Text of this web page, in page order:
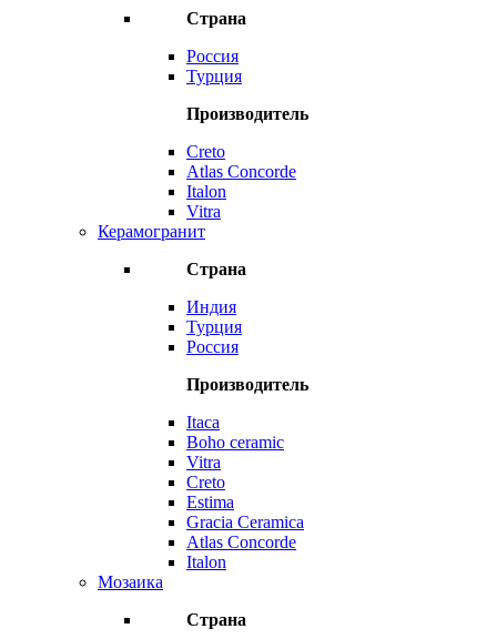
Страна
Россия
Турция
Производитель
Creto
Atlas Concorde
Italon
Vitra
Керамогранит
Страна
Индия
Турция
Россия
Производитель
Itaca
Boho ceramic
Vitra
Creto
Estima
Gracia Ceramica
Atlas Concorde
Italon
Мозаика
Страна